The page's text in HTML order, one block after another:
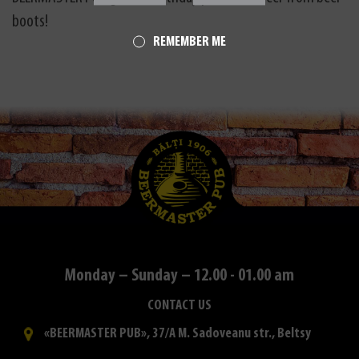
boots!
Monday – Sunday – 12.00 - 01.00 am
CONTACT US
«BEERMASTER PUB», 37/A M. Sadoveanu str., Beltsy
REMEMBER ME